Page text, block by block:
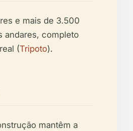
e mais de 3.500
andares, completo
(Tripoto).
mantêm a